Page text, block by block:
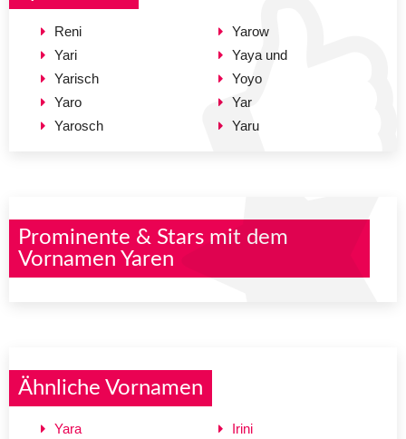
Reni
Yari
Yarisch
Yaro
Yarosch
Yarow
Yaya und
Yoyo
Yar
Yaru
Prominente & Stars mit dem
Vornamen Yaren
Ähnliche Vornamen
Yara
Irini